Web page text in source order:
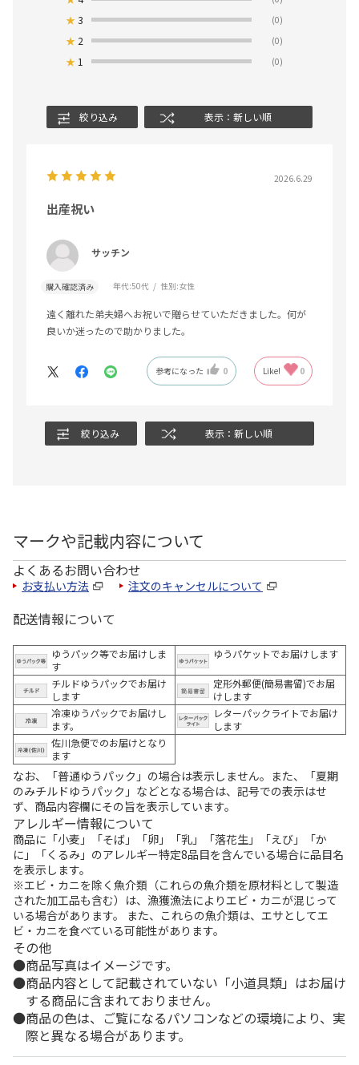
★3 (0)
★ 2 (0)
★ 1 (0)
絞り込み 表示：新しい順
2026.6.29
出産祝い
サッチン
購入確認済み 年代:50代 性別:女性
遠く離れた弟夫婦へお祝いで贈らせていただきました。何が
良いか迷ったので助かりました。
参考になった 0 Like! 0
絞り込み 表示：新しい順
マークや記載内容について
よくあるお問い合わせ
お支払い方法 注文のキャンセルについて
配送情報について
ゆうパック等でお届けしま
す
ゆうパケットでお届けします
チルドゆうパックでお届け
します
定形外郵便(簡易書留)でお届
けします
冷凍ゆうパックでお届けし
ます。
レターパックライトでお届け
します
佐川急便でのお届けとなり
ます
なお、「普通ゆうパック」の場合は表示しません。また、「夏期
のみチルドゆうパック」などとなる場合は、記号での表示はせ
ず、商品内容欄にその旨を表示しています。
アレルギー情報について
商品に「小麦」「そば」「卵」「乳」「落花生」「えび」「か
に」「くるみ」のアレルギー特定8品目を含んでいる場合に品目名
を表示します。
※エビ・カニを除く魚介類（これらの魚介類を原材料として製造
された加工品も含む）は、漁獲漁法によりエビ・カニが混じって
いる場合があります。 また、これらの魚介類は、エサとしてエ
ビ・カニを食べている可能性があります。
その他
商品写真はイメージです。
商品内容として記載されていない「小道具類」はお届け
する商品に含まれておりません。
商品の色は、ご覧になるパソコンなどの環境により、実
際と異なる場合があります。